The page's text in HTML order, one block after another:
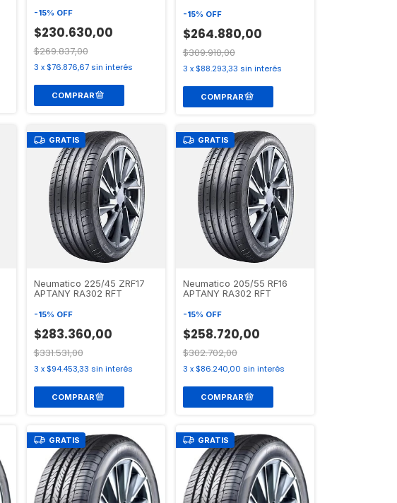
-15% OFF
$230.630,00
$269.837,00
3 x $76.876,67 sin interés
-15% OFF
$264.880,00
$309.910,00
3 x $88.293,33 sin interés
GRATIS
Neumatico 225/45 ZRF17
APTANY RA302 RFT
-15% OFF
$283.360,00
$331.531,00
3 x $94.453,33 sin interés
GRATIS
Neumatico 205/55 RF16
APTANY RA302 RFT
-15% OFF
$258.720,00
$302.702,00
3 x $86.240,00 sin interés
GRATIS GRATIS